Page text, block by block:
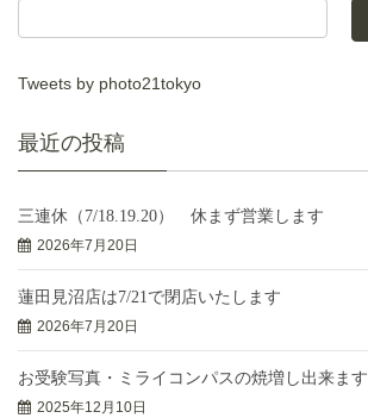
Tweets by photo21tokyo
最近の投稿
三連休（7/18.19.20） 休まず営業します
2026年7月20日
蓮田見沼店は7/21で閉店いたします
2026年7月20日
お受験写真・ミライコンパスの焼増し出来ます
2025年12月10日